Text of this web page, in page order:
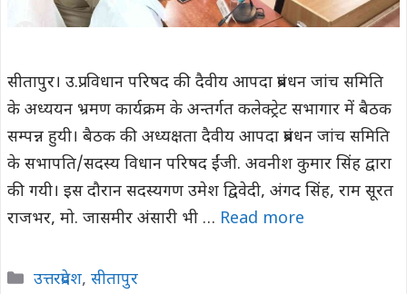
सीतापुर। उ.प्र. विधान परिषद की दैवीय आपदा प्रबंधन जांच समिति
के अध्ययन भ्रमण कार्यक्रम के अन्तर्गत कलेक्ट्रेट सभागार में बैठक
सम्पन्न हुयी। बैठक की अध्यक्षता दैवीय आपदा प्रबंधन जांच समिति
के सभापति/सदस्य विधान परिषद ईंजी. अवनीश कुमार सिंह द्वारा
की गयी। इस दौरान सदस्यगण उमेश द्विवेदी, अंगद सिंह, राम सूरत
राजभर, मो. जासमीर अंसारी भी … Read more
Categories
उत्तरप्रदेश, सीतापुर